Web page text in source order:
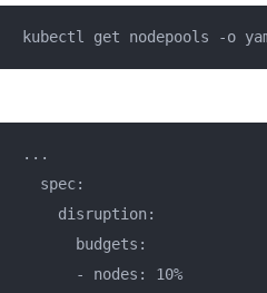
kubectl get nodepools -o
...
  spec:
    disruption:
      budgets:
      - nodes: 10%